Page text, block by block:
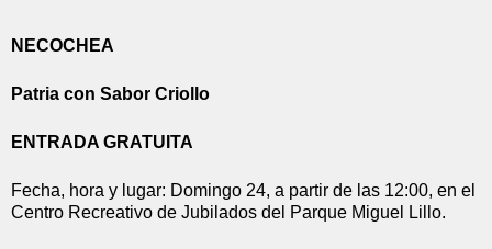
NECOCHEA
Patria con Sabor Criollo
ENTRADA GRATUITA
Fecha, hora y lugar: Domingo 24, a partir de las 12:00, en el
Centro Recreativo de Jubilados del Parque Miguel Lillo.